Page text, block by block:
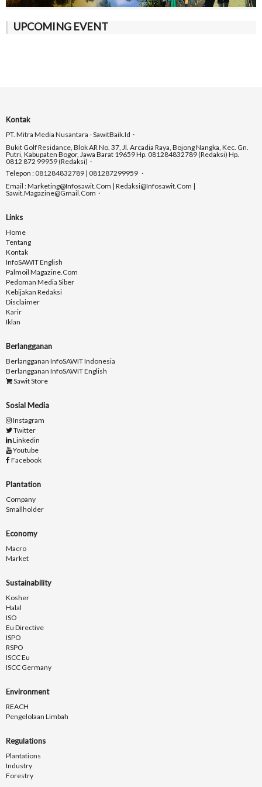
UPCOMING EVENT
Kontak
PT. Mitra Media Nusantara - SawitBaik.id
Bukit Golf Residance, Blok AR No. 37, Jl. Arcadia Raya, Bojong Nangka, Kec. Gn.
Putri, Kabupaten Bogor, Jawa Barat 19659 Hp. 081284832789 (Redaksi) Hp.
0812 872 99959 (Redaksi)
Telepon : 081284832789 | 081287299959
Email : Marketing@infosawit.com | Redaksi@infosawit.com |
Sawit.magazine@gmail.com
Links
Home
Tentang
Kontak
InfoSAWIT English
Palmoil Magazine.com
Pedoman Media Siber
Kebijakan Redaksi
Disclaimer
Karir
Iklan
Berlangganan
Berlangganan InfoSAWIT Indonesia
Berlangganan InfoSAWIT English
Sawit Store
Sosial Media
Instagram
Twitter
Linkedin
Youtube
Facebook
Plantation
Company
Smallholder
Economy
Macro
Market
Sustainability
Kosher
Halal
ISO
Eu Directive
ISPO
RSPO
ISCC Eu
ISCC Germany
Environment
REACH
Pengelolaan Limbah
Regulations
Plantations
Industry
Forestry